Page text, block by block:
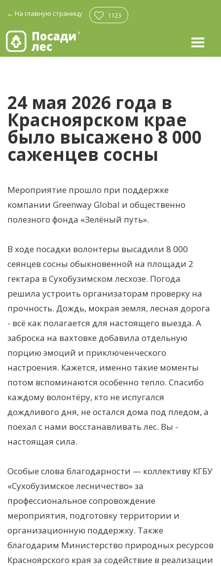
← На главную страницу 1123
24 мая 2026 года в
Красноярском крае
было высажено 8 000
саженцев сосны
Мероприятие прошло при поддержке
компании Greenway Global и общественно
полезного фонда «Зелёный путь».
В ходе посадки волонтеры высадили 8 000
сеянцев сосны обыкновенной на площади 2
гектара в Сухобузимском лесхозе. Погода
решила устроить организаторам проверку на
прочность. Дождь, мокрая земля, лесная дорога
- всё как полагается для настоящего выезда. А
заброска на вахтовке добавила отдельную
порцию эмоций и приключенческого
настроения. Кажется, именно такие моменты
потом вспоминаются особенно тепло. Спасибо
каждому волонтёру, кто не испугался
дождливого дня, не остался дома под пледом, а
поехал с нами восстанавливать лес. Вы -
настоящая сила.
Особые слова благодарности — коллективу КГБУ
«Сухобузимское лесничество» за
профессиональное сопровождение
мероприятия, подготовку территории и
организационную поддержку. Также
благодарим Министерство природных ресурсов
Красноярского края за содействие в реализации